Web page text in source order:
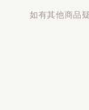
如有其他商品